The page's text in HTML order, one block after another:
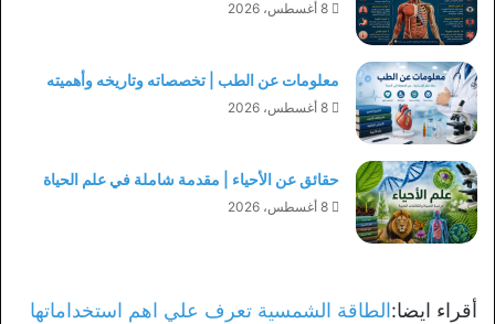
8 أغسطس، 2026
معلومات عن الطب | تخصصاته وتاريخه وأهميته
8 أغسطس، 2026
حقائق عن الأحياء | مقدمة شاملة في علم الحياة
8 أغسطس، 2026
أقراء ايضا:الطاقة الشمسية تعرف علي اهم استخداماتها